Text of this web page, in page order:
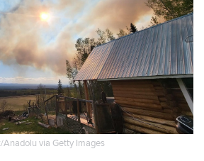
via Getty Images